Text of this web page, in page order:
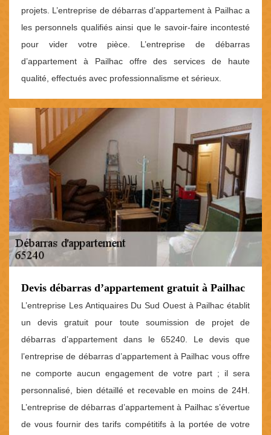
projets. L’entreprise de débarras d’appartement à Pailhac a
les personnels qualifiés ainsi que le savoir-faire incontesté
pour vider votre pièce. L’entreprise de débarras
d’appartement à Pailhac offre des services de haute
qualité, effectués avec professionnalisme et sérieux.
Devis débarras d’appartement gratuit à Pailhac
L’entreprise Les Antiquaires Du Sud Ouest à Pailhac établit
un devis gratuit pour toute soumission de projet de
débarras d’appartement dans le 65240. Le devis que
l’entreprise de débarras d’appartement à Pailhac vous offre
ne comporte aucun engagement de votre part ; il sera
personnalisé, bien détaillé et recevable en moins de 24H.
L’entreprise de débarras d’appartement à Pailhac s’évertue
de vous fournir des tarifs compétitifs à la portée de votre